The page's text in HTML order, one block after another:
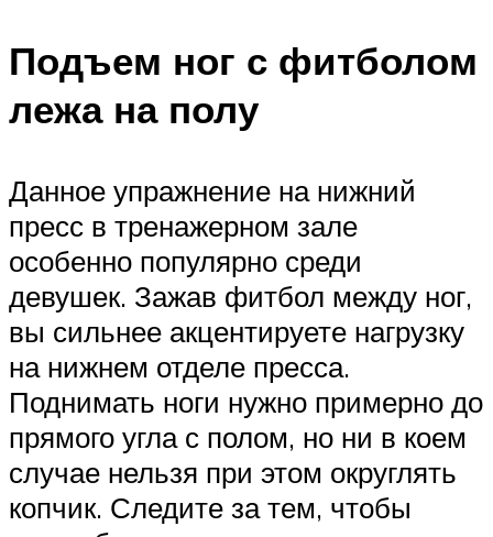
Подъем ног с фитболом
лежа на полу
Данное упражнение на нижний
пресс в тренажерном зале
особенно популярно среди
девушек. Зажав фитбол между ног,
вы сильнее акцентируете нагрузку
на нижнем отделе пресса.
Поднимать ноги нужно примерно до
прямого угла с полом, но ни в коем
случае нельзя при этом округлять
копчик. Следите за тем, чтобы